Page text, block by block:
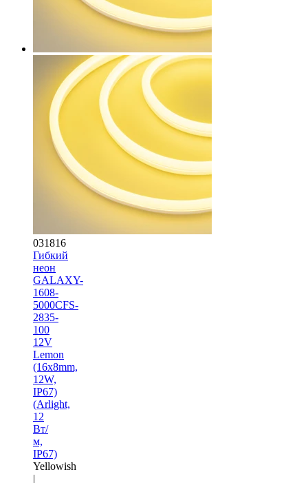
031816
Гибкий
неон
GALAXY-
1608-
5000CFS-
2835-
100
12V
Lemon
(16x8mm,
12W,
IP67)
(Arlight,
12
Вт/
м,
IP67)
Yellowish
|